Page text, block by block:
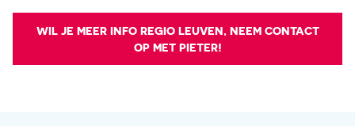
WIL JE MEER INFO REGIO LEUVEN, NEEM CONTACT
OP MET PIETER!